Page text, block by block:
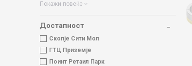
Покажи повеќе
Достапност
Скопје Сити Мол
ГТЦ Приземје
Поинт Ретаил Парк